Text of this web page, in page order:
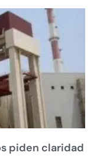
piden claridad